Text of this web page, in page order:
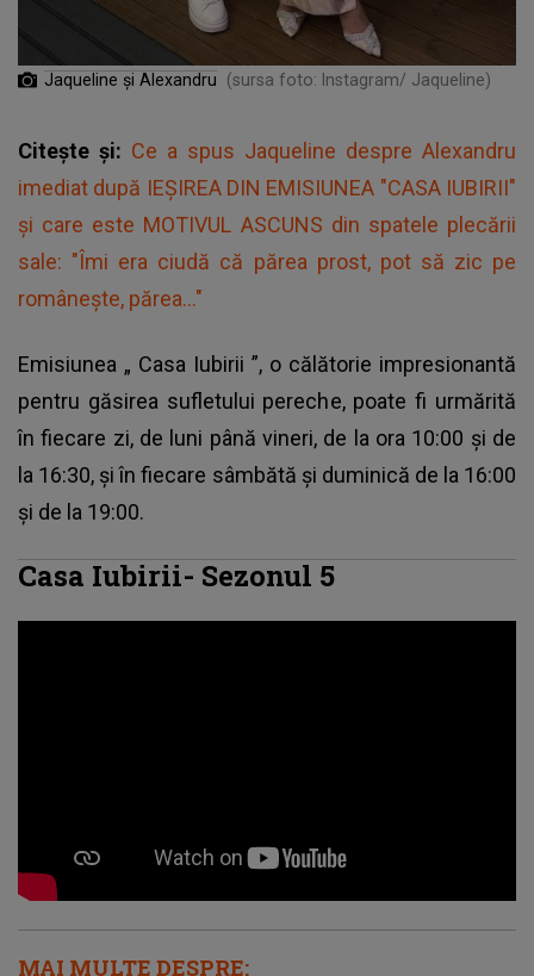
Jaqueline și Alexandru (sursa foto: Instagram/ Jaqueline)
Citește și: Ce a spus Jaqueline despre Alexandru
imediat după IEȘIREA DIN EMISIUNEA "CASA IUBIRII"
și care este MOTIVUL ASCUNS din spatele plecării
sale: "Îmi era ciudă că părea prost, pot să zic pe
românește, părea..."
Emisiunea „ Casa Iubirii ”, o călătorie impresionantă
pentru găsirea sufletului pereche, poate fi urmărită
în fiecare zi, de luni până vineri, de la ora 10:00 și de
la 16:30, și în fiecare sâmbătă și duminică de la 16:00
și de la 19:00.
Casa Iubirii- Sezonul 5
MAI MULTE DESPRE: